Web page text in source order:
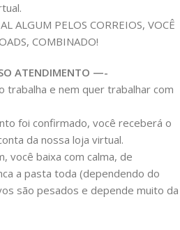
ALGUM PELOS CORREIOS, VOCÊ
COMBINADO!
ATENDIMENTO —-
trabalha e nem quer trabalhar com
foi confirmado, você receberá o
da nossa loja virtual.
você baixa com calma, de
a pasta toda (dependendo do
são pesados e depende muito da